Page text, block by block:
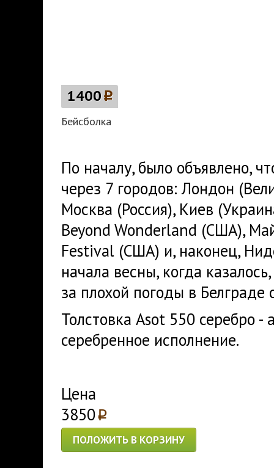
1400p
Бейсболка
По началу, было объявлено,
через 7 городов: Лондон
Москва (Россия), Киев
Beyond Wonderland (США),
Festival (США) и, наконец,
начала весны, когда
за плохой погоды в Белграде
Толстовка Asot 550 серебро -
серебренное исполнение.
Цена
3850p
ПОЛОЖИТЬ В КОРЗИНУ